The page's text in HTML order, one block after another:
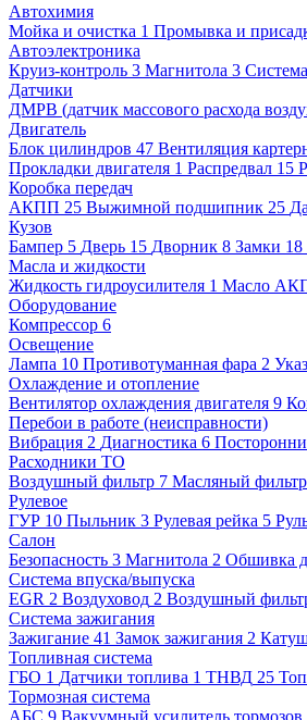
Автохимия
Мойка и очистка 1 Промывка и
Автоэлектроника
Круиз-контроль 3 Магнитола 3
Датчики
ДМРВ (датчик массового расхода
Двигатель
Блок цилиндров 47 Вентиляция
Прокладки двигателя 1 Распредвал 15
Коробка передач
АКПП 25 Выжимной подшипник 25
Кузов
Бампер 5 Дверь 15 Дворник 8 Замки 18
Масла и жидкости
Жидкость гидроусилителя 1 Масло
Оборудование
Компрессор 6
Освещение
Лампа 10 Противотуманная фара 2
Охлаждение и отопление
Вентилятор охлаждения двигателя 9
Перебои в работе (неисправности)
Вибрация 2 Диагностика 6
Расходники ТО
Воздушный фильтр 7 Масляный фильтр
Рулевое
ГУР 10 Пыльник 3 Рулевая рейка 5
Салон
Безопасность 3 Магнитола 2 Обшивка
Система впуска/выпуска
EGR 2 Воздуховод 2 Воздушный
Система зажигания
Зажигание 41 Замок зажигания 2
Топливная система
ГБО 1 Датчики топлива 1 ТНВД 25
Тормозная система
АБС 9 Вакуумный усилитель тормозов